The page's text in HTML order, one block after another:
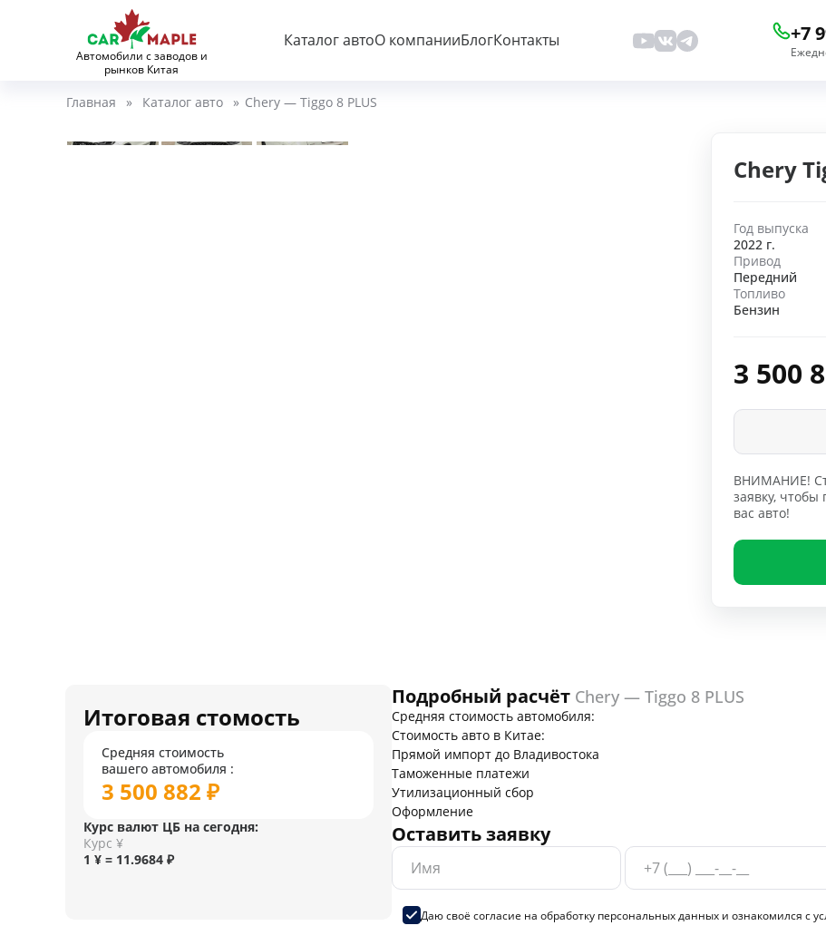
Автомобили с заводов и
рынков Китая
Каталог автоО компанииБлогКонтакты +7
Главная » Каталог авто » Chery — Tiggo 8 PLUS
Chery
Год выпуска
2022 г.
Привод
Передний
Топливо
Бензин
3 500
ВНИМАНИЕ!
заявку,
вас авто!
Итоговая стомость
Средняя стоимость
вашего автомобиля :
3 500 882 ₽
Курс валют ЦБ на сегодня:
Курс ¥
1 ¥ = 11.9684 ₽
Подробный расчёт Chery — Tiggo 8 PLUS
Средняя стоимость автомобиля:
Стоимость авто в Китае:
Прямой импорт до Владивостока
Таможенные платежи
Утилизационный сбор
Оформление
Оставить заявку
Даю своё согласие на обработку персональных данных и ознакомился с